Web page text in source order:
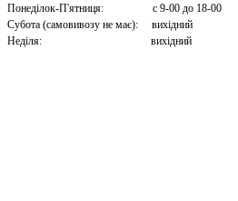
Понеділок-П'ятниця: с 9-00 до 18-00
Субота (самовивозу не має): вихідний
Неділя: вихідний